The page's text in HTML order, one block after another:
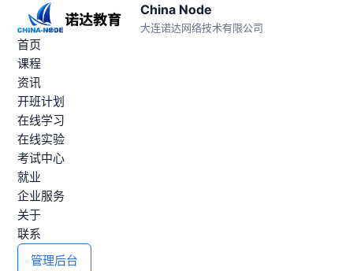
China Node
大连诺达网络技术有限公司
首页
课程
资讯
开班计划
在线学习
在线实验
考试中心
就业
企业服务
关于
联系
管理后台